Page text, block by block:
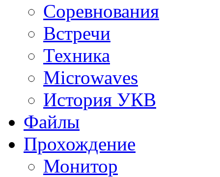
Соревнования
Встречи
Техника
Microwaves
История УКВ
Файлы
Прохождение
Монитор